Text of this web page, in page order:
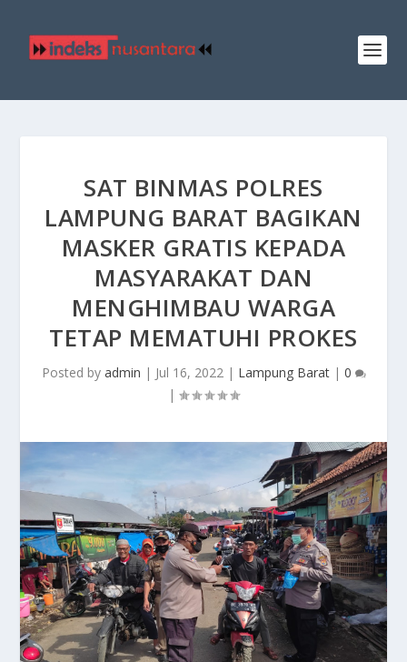
SAT BINMAS POLRES
LAMPUNG BARAT BAGIKAN
MASKER GRATIS KEPADA
MASYARAKAT DAN
MENGHIMBAU WARGA
TETAP MEMATUHI PROKES
Posted by admin | Jul 16, 2022| Lampung Barat| 0
|